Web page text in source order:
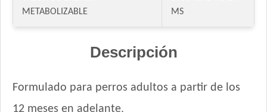
Ganacan Perro Adulto Mix Carne, Hígado y Pollo
Ganacan Perro Adulto sabor Carne
Gandum Perro Adulto
METABOLIZABLE
MS
Descripción
Formulado para perros adultos a partir de los
12 meses en adelante.